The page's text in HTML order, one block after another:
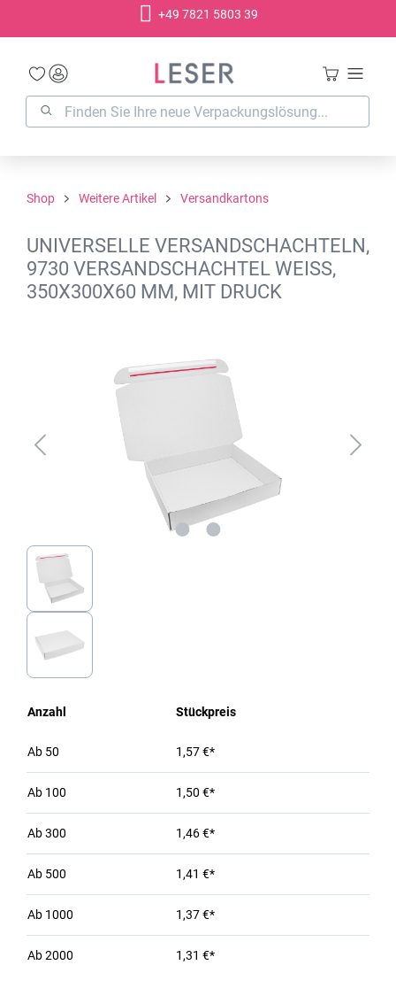
+49 7821 5803 39
Shop Weitere Artikel Versandkartons
UNIVERSELLE VERSANDSCHACHTELN,
9730 VERSANDSCHACHTEL WEISS,
350X300X60 MM, MIT DRUCK
Anzahl Stückpreis
Ab 50 1,57 €*
Ab 100 1,50 €*
Ab300 1,46 €*
Ab 500 1,41 €*
Ab 1000 1,37 €*
Ab2000 1,31 €*